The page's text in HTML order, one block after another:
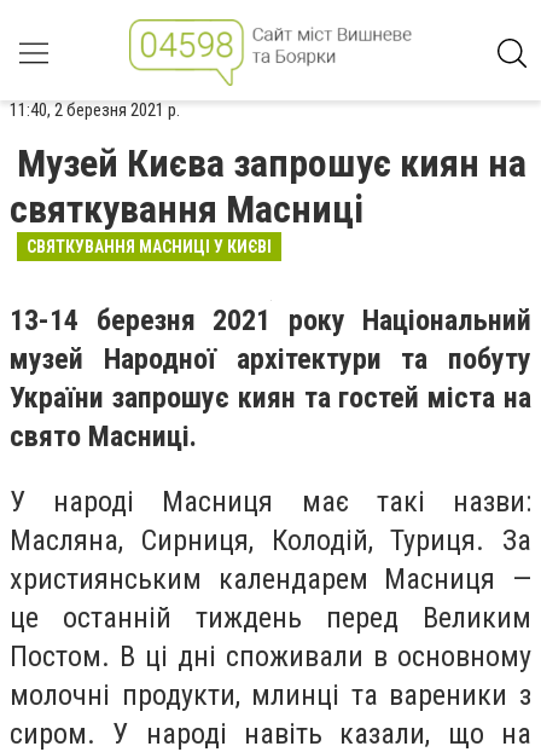
11:40, 2 березня 2021 р.
Музей Києва запрошує киян на
святкування Масниці
СВЯТКУВАННЯ МАСНИЦІ У КИЄВІ
13-14 березня 2021 року Національний
музей Народної архітектури та побуту
України запрошує киян та гостей міста на
свято Масниці.
У народі Масниця має такі назви:
Масляна, Сирниця, Колодій, Туриця. За
християнським календарем Масниця —
це останній тиждень перед Великим
Постом. В ці дні споживали в основному
молочні продукти, млинці та вареники з
сиром. У народі навіть казали, що на